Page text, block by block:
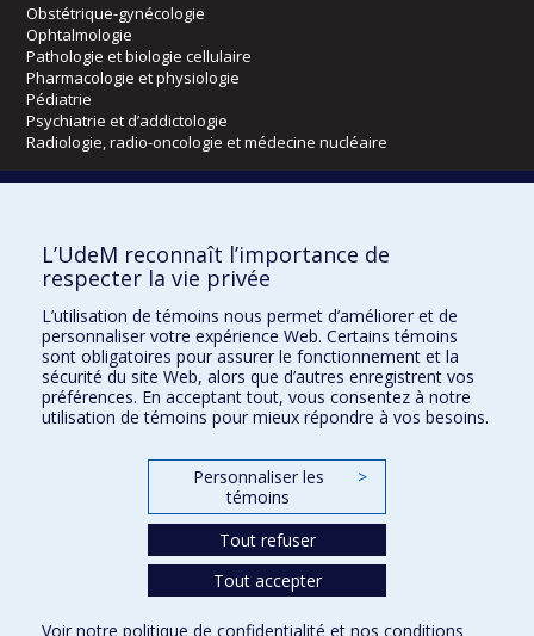
Obstétrique-gynécologie
Ophtalmologie
Pathologie et biologie cellulaire
Pharmacologie et physiologie
Pédiatrie
Psychiatrie et d’addictologie
Radiologie, radio-oncologie et médecine nucléaire
Kinésiologie et des sciences de l’activité physique
Orthophonie et audiologie
Directions
DPC
CPASS
L’UdeM reconnaît l’importance de
respecter la vie privée
L’utilisation de témoins nous permet d’améliorer et de
personnaliser votre expérience Web. Certains témoins
sont obligatoires pour assurer le fonctionnement et la
sécurité du site Web, alors que d’autres enregistrent vos
préférences. En acceptant tout, vous consentez à notre
utilisation de témoins pour mieux répondre à vos besoins.
Personnaliser les
témoins
>
Tout refuser
Tout accepter
Voir notre politique de confidentialité et nos conditions